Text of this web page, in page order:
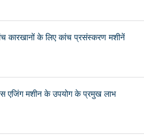
कारखानों के लिए कांच प्रसंस्करण मशीनें
एजिंग मशीन के उपयोग के प्रमुख लाभ